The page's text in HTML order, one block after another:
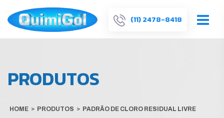
(11) 2478-8418
PRODUTOS
HOME > PRODUTOS > PADRÃO DE CLORO RESIDUAL LIVRE